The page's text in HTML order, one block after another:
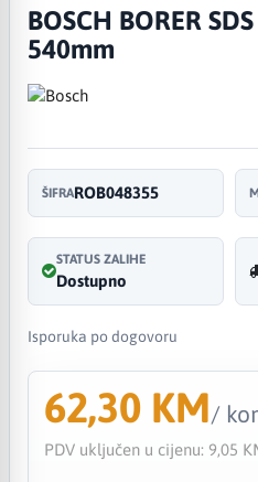
BOSCH BORER
540mm
ŠIFRAROB048355
STATUS ZALIHE
Dostupno
Isporuka po dogovoru
62,30 KM/
PDV uključen u cijenu: 9,05